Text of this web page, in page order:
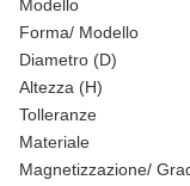
Modello
Forma/ Modello
Diametro (D)
Altezza (H)
Tolleranze
Materiale
Magnetizzazione/